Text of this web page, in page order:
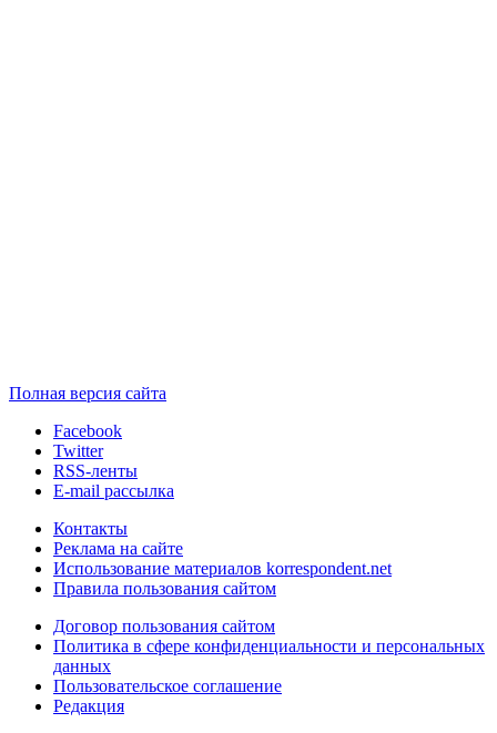
Полная версия сайта
Facebook
Twitter
RSS-ленты
E-mail рассылка
Контакты
Реклама на сайте
Использование материалов korrespondent.net
Правила пользования сайтом
Договор пользования сайтом
Политика в сфере конфиденциальности и персональных
данных
Пользовательское соглашение
Редакция